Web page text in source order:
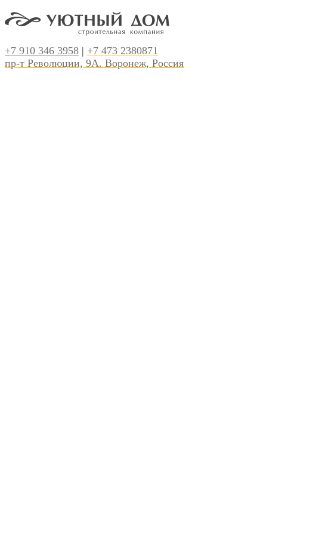
+7 910 346 3958 | +7 473 2380871
пр-т Революции, 9А. Воронеж, Россия